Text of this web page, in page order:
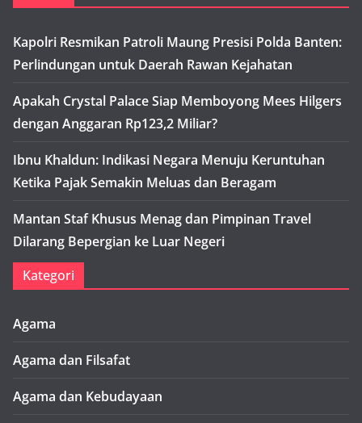
Kapolri Resmikan Patroli Maung Presisi Polda Banten:
Perlindungan untuk Daerah Rawan Kejahatan
Apakah Crystal Palace Siap Memboyong Mees Hilgers
dengan Anggaran Rp123,2 Miliar?
Ibnu Khaldun: Indikasi Negara Menuju Keruntuhan
Ketika Pajak Semakin Meluas dan Beragam
Mantan Staf Khusus Menag dan Pimpinan Travel
Dilarang Bepergian ke Luar Negeri
Kategori
Agama
Agama dan Filsafat
Agama dan Kebudayaan